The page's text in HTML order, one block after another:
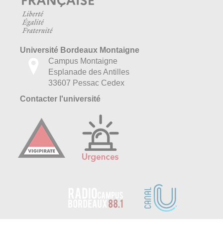
Université Bordeaux Montaigne
Campus Montaigne
Esplanade des Antilles
33607 Pessac Cedex
Contacter l'université